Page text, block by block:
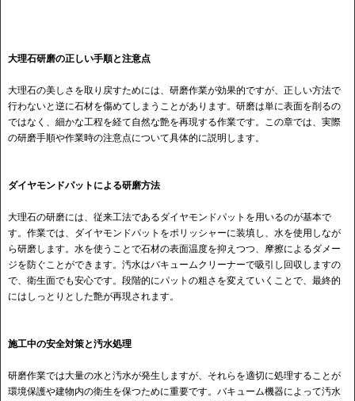
大理石研磨の正しい手順と注意点
大理石の美しさを取り戻すためには、研磨作業が効果的ですが、正しい方法で
行わないと逆に石材を傷めてしまうことがあります。研磨は単に表面を削るの
ではなく、細かな工程を経て自然な艶を再現する作業です。この章では、実際
の研磨手順や作業時の注意点について具体的に説明します。
ダイヤモンドパットによる研磨方法
大理石の研磨には、従来工法であるダイヤモンドパットを用いるのが基本で
す。作業では、ダイヤモンドパットをポリッシャーに装填し、水を使用しなが
ら研磨します。水を使うことで石材の表面温度を抑えつつ、摩擦によるダメー
ジを防ぐことができます。汚水はバキュームクリーナーで吸引し回収しますの
で、衛生面でも安心です。段階的にパットの粗さを変えていくことで、最終的
にはしっとりとした艶が再現されます。
施工中の安全対策と汚水処理
研磨作業では大量の水と汚水が発生しますが、それらを適切に処理することが
環境保護や建物内の衛生を保つために重要です。バキューム機器によって汚水